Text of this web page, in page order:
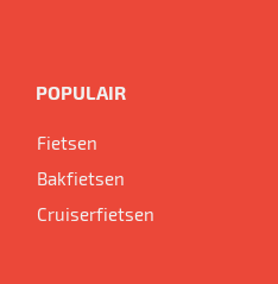
POPULAIR
Fietsen
Bakfietsen
Cruiserfietsen